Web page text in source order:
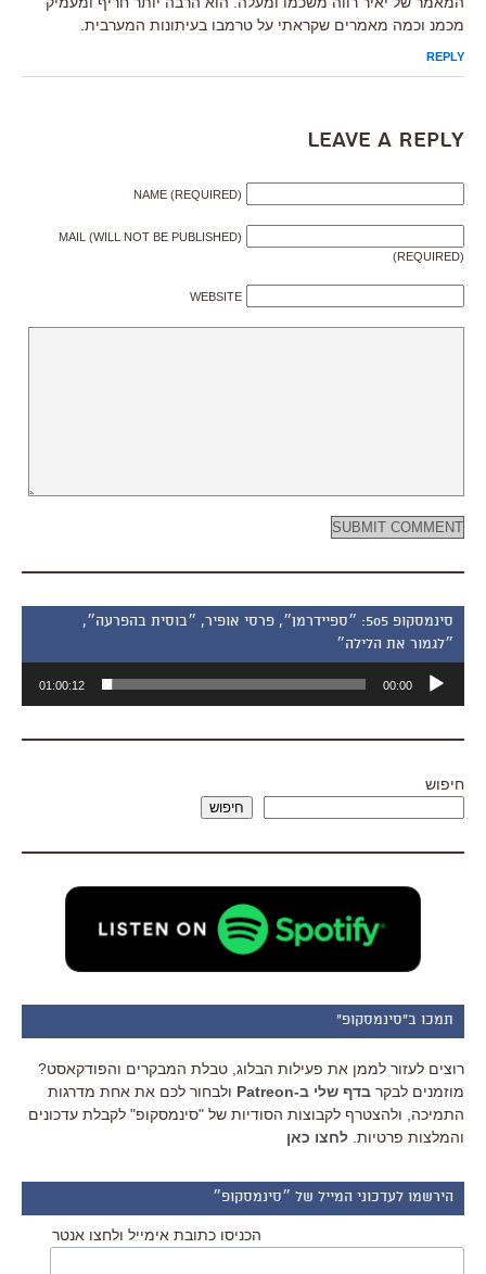
מכמנ וכמה מאמרים שקראתי על טרמבו בעיתונות המערבית.
REPLY
Leave a Reply
NAME (REQUIRED)
MAIL (WILL NOT BE PUBLISHED)
(REQUIRED)
WEBSITE
סינמסקופ 505: ״ספיידרמן״, פרסי אופיר, ״בוסית בהפרעה״,
״לגמור את הלילה״
אודיו
00:00
01:00:12
חיפוש
חיפוש
תמכו ב"סינמסקופ"
רוצים לעזור לממן את פעילות הבלוג, טבלת המבקרים והפודקאסט?
מוזמנים לבקר בדף שלי ב-Patreon
ולבחור לכם את אחת מדרגות
התמיכה, ולהצטרף לקבוצות הסודיות של "סינמסקופ" לקבלת עדכונים
והמלצות פרטיות. לחצו כאן
הירשמו לעדכוני המייל של ״סינמסקופ״
הכניסו כתובת אימייל ולחצו אנטר